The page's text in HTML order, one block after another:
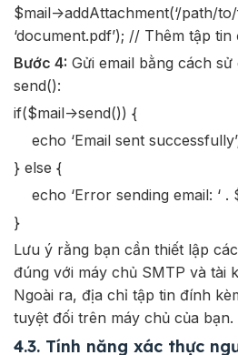
$mail->addAttachment(‘/path/to/
‘document.pdf’); // Thêm tập
Bước 4: Gửi email bằng cách
send():
if($mail->send()) {
echo ‘Email sent
} else {
echo ‘Error sending email: ‘ .
}
Lưu ý rằng bạn cần thiết lập
đúng với máy chủ SMTP và tài
Ngoài ra, địa chỉ tập tin đính
tuyệt đối trên máy chủ của bạn.
4.3. Tính năng xác thực